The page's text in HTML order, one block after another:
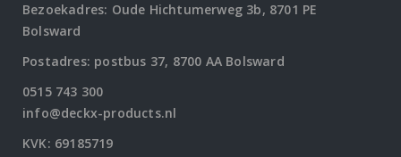
Bezoekadres: Oude Hichtumerweg 3b, 8701 PE
Bolsward
Postadres: postbus 37, 8700 AA Bolsward
0515 743 300
info@deckx-products.nl
KVK: 69185719